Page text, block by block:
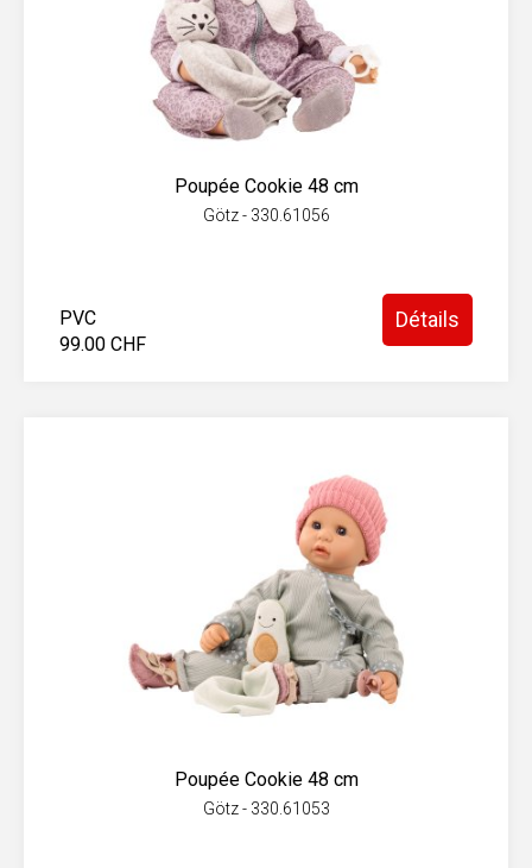
Poupée Cookie 48 cm
Götz - 330.61056
PVC
99.00 CHF
Détails
Poupée Cookie 48 cm
Götz - 330.61053